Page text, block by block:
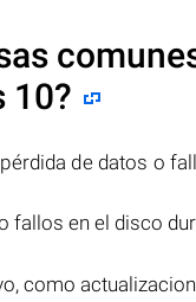
10?
de datos o
fallos en el disco
como